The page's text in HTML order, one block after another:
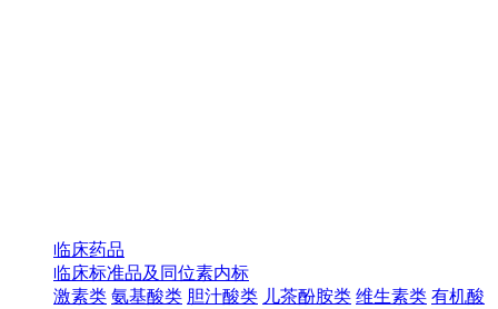
临床药品
临床标准品及同位素内标
激素类 氨基酸类 胆汁酸类 儿茶酚胺类 维生素类 有机酸